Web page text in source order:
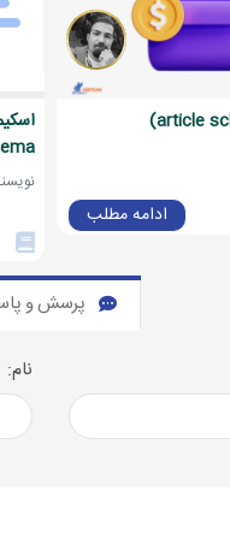
ادامه مطلب
پرسش و
نام: